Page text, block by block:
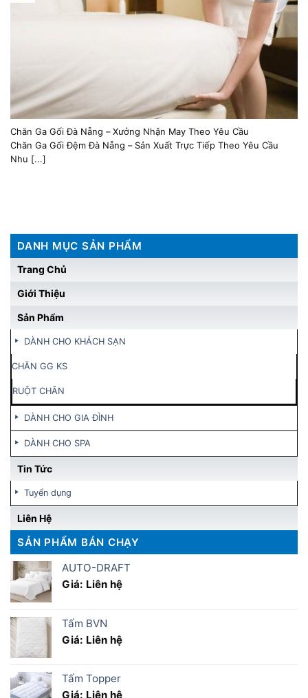
Chăn Ga Gối Đà Nẵng – Xưởng Nhận May Theo Yêu Cầu
Chăn Ga Gối Đệm Đà Nẵng – Sản Xuất Trực Tiếp Theo Yêu Cầu
Nhu [...]
DANH MỤC SẢN PHẨM
Trang Chủ
Giới Thiệu
Sản Phẩm
DÀNH CHO KHÁCH SẠN
CHĂN GG KS
RUỘT CHĂN
DÀNH CHO GIA ĐÌNH
DÀNH CHO SPA
Tin Tức
Tuyển dụng
Liên Hệ
SẢN PHẨM BÁN CHẠY
AUTO-DRAFT
Giá: Liên hệ
Tấm BVN
Giá: Liên hệ
Tấm Topper
Giá: Liên hệ